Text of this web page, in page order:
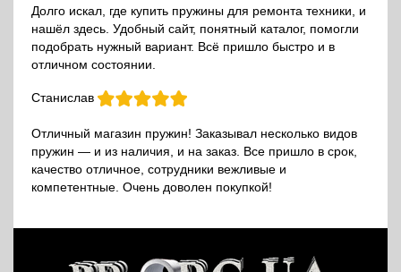
Долго искал, где купить пружины для ремонта техники, и
нашёл здесь. Удобный сайт, понятный каталог, помогли
подобрать нужный вариант. Всё пришло быстро и в
отличном состоянии.
Станислав
Отличный магазин пружин! Заказывал несколько видов
пружин — и из наличия, и на заказ. Все пришло в срок,
качество отличное, сотрудники вежливые и
компетентные. Очень доволен покупкой!